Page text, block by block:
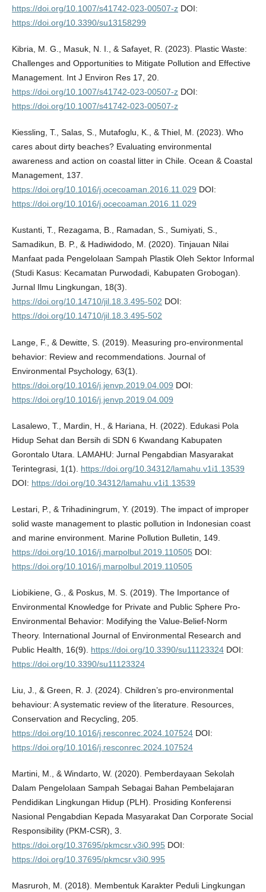
https://doi.org/10.1007/s41742-023-00507-zDOI:
https://doi.org/10.3390/su13158299
Kibria, M. G., Masuk, N. I., & Safayet, R. (2023). Plastic Waste:
Challenges and Opportunities to Mitigate Pollution and Effective
Management. Int J Environ Res 17, 20.
https://doi.org/10.1007/s41742-023-00507-zDOI:
https://doi.org/10.1007/s41742-023-00507-z
Kiessling, T., Salas, S., Mutafoglu, K., & Thiel, M. (2023). Who
cares about dirty beaches? Evaluating environmental
awareness and action on coastal litter in Chile. Ocean & Coastal
Management, 137.
https://doi.org/10.1016/j.ocecoaman.2016.11.029 DOI:
https://doi.org/10.1016/j.ocecoaman.2016.11.029
Kustanti, T., Rezagama, B., Ramadan, S., Sumiyati, S.,
Samadikun, B. P., & Hadiwidodo, M. (2020). Tinjauan Nilai
Manfaat pada Pengelolaan Sampah Plastik Oleh Sektor Informal
(Studi Kasus: Kecamatan Purwodadi, Kabupaten Grobogan).
Jurnal Ilmu Lingkungan, 18(3).
https://doi.org/10.14710/jil.18.3.495-502 DOI:
https://doi.org/10.14710/jil.18.3.495-502
Lange, F., & Dewitte, S. (2019). Measuring pro-environmental
behavior: Review and recommendations. Journal of
Environmental Psychology, 63(1).
https://doi.org/10.1016/j.jenvp.2019.04.009 DOI:
https://doi.org/10.1016/j.jenvp.2019.04.009
Lasalewo, T., Mardin, H., & Hariana, H. (2022). Edukasi Pola
Hidup Sehat dan Bersih di SDN 6 Kwandang Kabupaten
Gorontalo Utara. LAMAHU: Jurnal Pengabdian Masyarakat
Terintegrasi, 1(1). https://doi.org/10.34312/lamahu.v1i1.13539
DOI: https://doi.org/10.34312/lamahu.v1i1.13539
Lestari, P., & Trihadiningrum, Y. (2019). The impact of improper
solid waste management to plastic pollution in Indonesian coast
and marine environment. Marine Pollution Bulletin, 149.
https://doi.org/10.1016/j.marpolbul.2019.110505DOI:
https://doi.org/10.1016/j.marpolbul.2019.110505
Liobikiene, G., & Poskus, M. S. (2019). The Importance of
Environmental Knowledge for Private and Public Sphere Pro-
Environmental Behavior: Modifying the Value-Belief-Norm
Theory. International Journal of Environmental Research and
Public Health, 16(9). https://doi.org/10.3390/su11123324DOI:
https://doi.org/10.3390/su11123324
Liu, J., & Green, R. J. (2024). Children’s pro-environmental
behaviour: A systematic review of the literature. Resources,
Conservation and Recycling, 205.
https://doi.org/10.1016/j.resconrec.2024.107524DOI:
https://doi.org/10.1016/j.resconrec.2024.107524
Martini, M., & Windarto, W. (2020). Pemberdayaan Sekolah
Dalam Pengelolaan Sampah Sebagai Bahan Pembelajaran
Pendidikan Lingkungan Hidup (PLH). Prosiding Konferensi
Nasional Pengabdian Kepada Masyarakat Dan Corporate Social
Responsibility (PKM-CSR), 3.
https://doi.org/10.37695/pkmcsr.v3i0.995DOI:
https://doi.org/10.37695/pkmcsr.v3i0.995
Masruroh, M. (2018). Membentuk Karakter Peduli Lingkungan